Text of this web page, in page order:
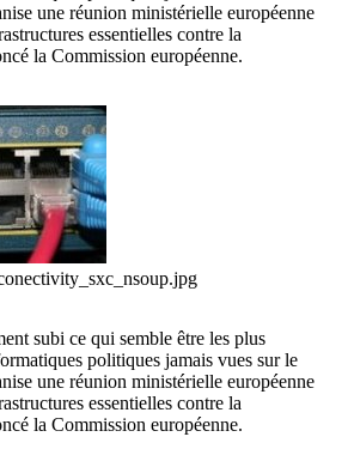
une réunion ministérielle européenne
essentielles contre la
la Commission européenne.
subi ce qui semble être les plus
politiques jamais vues sur le
une réunion ministérielle européenne
essentielles contre la
la Commission européenne.